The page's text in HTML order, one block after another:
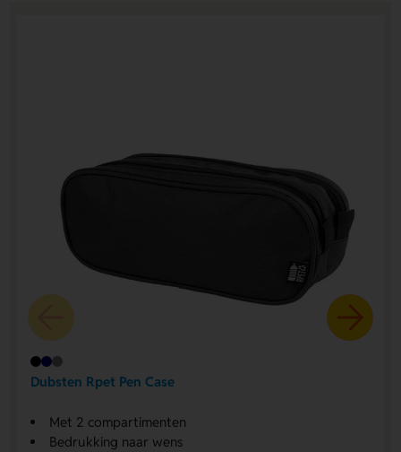
Dubsten Rpet Pen Case
Met 2 compartimenten
Bedrukking naar wens